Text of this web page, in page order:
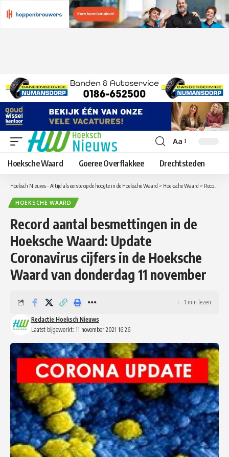
Lettergrootte
aanpassen
Aa
Hoeksche Waard Goeree Overflakkee Drechtsteden
Hoeksch Nieuws – Altijd als eerste op de hoogte in de Hoeksche Waard > Hoeksche Waard > Record aantal besmettingen in de Hoeksche Waard: Update Coronavirus cijfers in de Hoeksche Waard van donderdag 11 november
HOEKSCHE WAARD
Record aantal besmettingen in de
Hoeksche Waard: Update
Coronavirus cijfers in de Hoeksche
Waard van donderdag 11 november
Laatst bijgewerkt: 11 november 2021 16:26
Redactie Hoeksch Nieuws
1 min lezen